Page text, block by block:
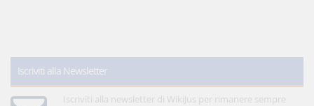
Iscriviti alla Newsletter
Iscriviti alla newsletter di WikiJus per rimanere sempre